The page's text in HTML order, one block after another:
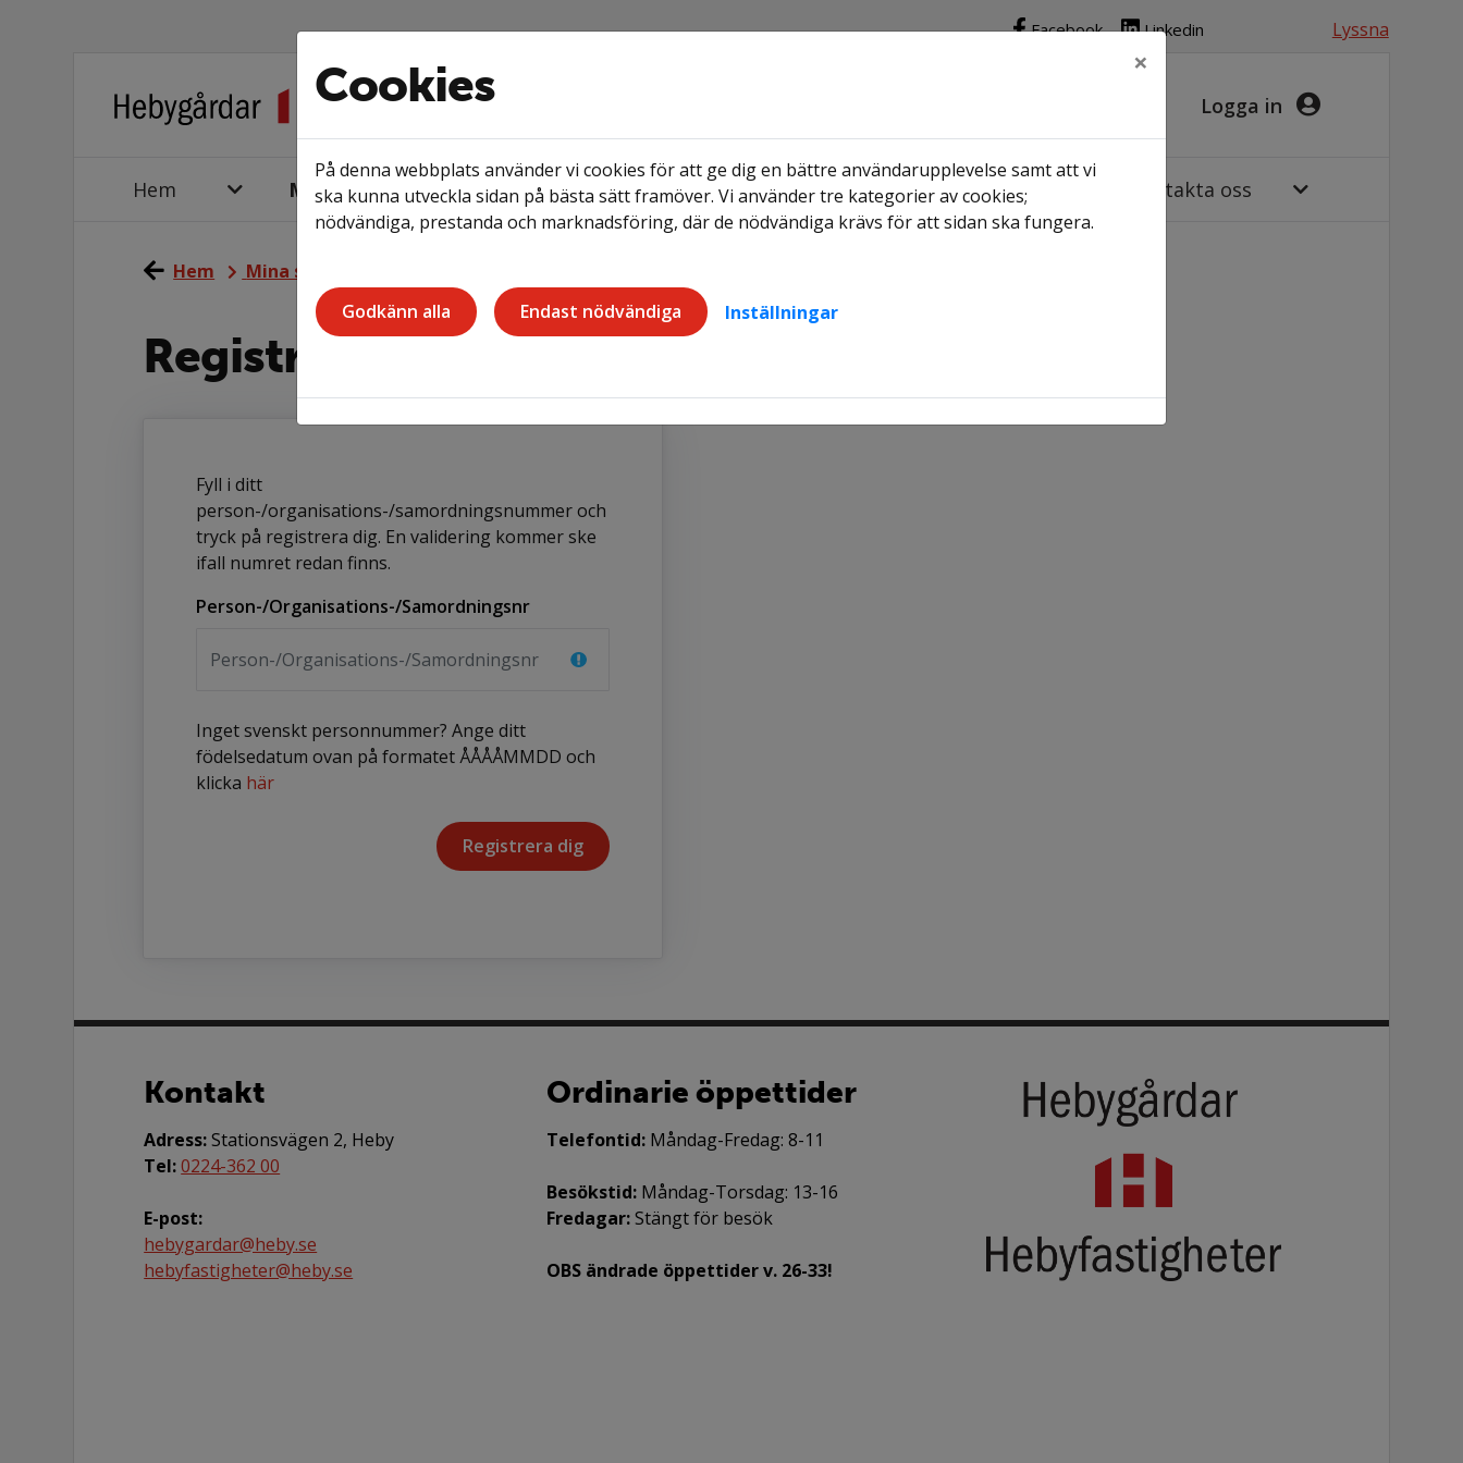
Logga in
Facebook Linkedin
Hem Mina sidor Ledigt just nu Frågor & Svar Om oss Kontakta oss
Lyssna
Hem Mina sidor
Registrering sökande
Fyll i ditt
person-/organisations-/samordningsnummer och
tryck på registrera dig. En validering kommer ske
ifall numret redan finns.
Person-/Organisations-/Samordningsnr
Inget svenskt personnummer? Ange ditt
födelsedatum ovan på formatet ÅÅÅÅMMDD och
klicka här
Registrera dig
Kontakt
Adress:Stationsvägen 2, Heby
Tel:0224-362 00
E-post:
hebygardar@heby.se
hebyfastigheter@heby.se
Ordinarie öppettider
Telefontid: Måndag-Fredag: 8-11
Besökstid: Måndag-Torsdag: 13-16
Fredagar:Stängt för besök
OBS ändrade öppettider v. 26-33!
Cookies ×
På denna webbplats använder vi cookies för att ge dig en bättre användarupplevelse samt att vi
ska kunna utveckla sidan på bästa sätt framöver. Vi använder tre kategorier av cookies;
nödvändiga, prestanda och marknadsföring, där de nödvändiga krävs för att sidan ska fungera.
Godkänn alla Endast nödvändiga Inställningar